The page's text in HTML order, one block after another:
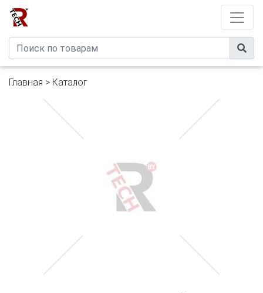
Главная > Каталог